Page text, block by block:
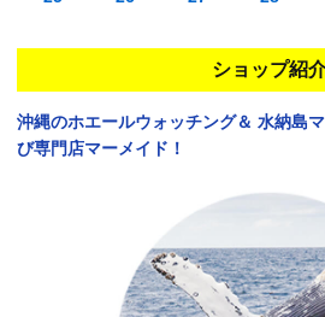
ショップ紹
沖縄のホエールウォッチング＆ 水納島
び専門店マーメイド！